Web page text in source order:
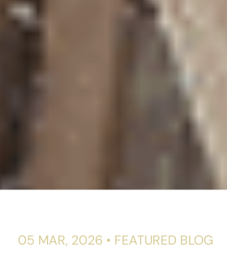
05 MAR, 2026 • FEATURED BLOG